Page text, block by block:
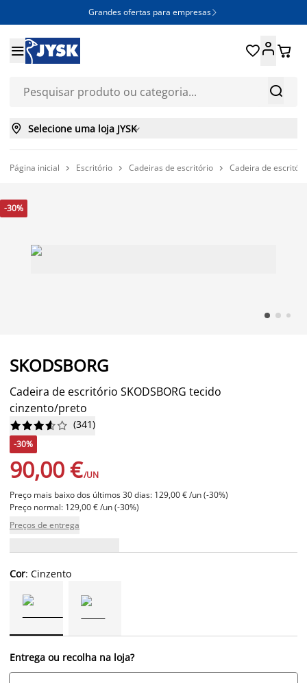
Grandes ofertas para empresas 


 
 Selecione uma loja JYSK
Página inicial  Escritório  Cadeiras de escritório  Cadeira de
-30%
SKODSBORG
Cadeira de escritório SKODSBORG tecido
cinzento/preto





 (341)
-30%
90,00 €/UN
Preço mais baixo dos últimos 30 dias: 129,00 € /un (-30%)
Preço normal: 129,00 € /un (-30%)
Preços de entrega
Cor: Cinzento
Entrega ou recolha na loja?